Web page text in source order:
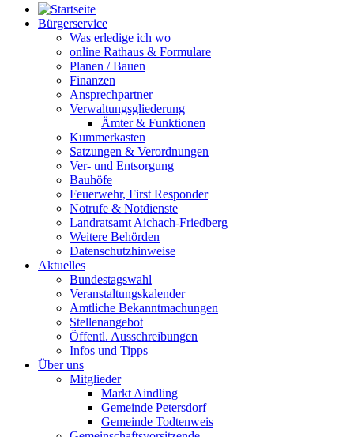
Bürgerservice
Was erledige ich wo
online Rathaus & Formulare
Planen / Bauen
Finanzen
Ansprechpartner
Verwaltungsgliederung
Ämter & Funktionen
Kummerkasten
Satzungen & Verordnungen
Ver- und Entsorgung
Bauhöfe
Feuerwehr, First Responder
Notrufe & Notdienste
Landratsamt Aichach-Friedberg
Weitere Behörden
Datenschutzhinweise
Aktuelles
Bundestagswahl
Veranstaltungskalender
Amtliche Bekanntmachungen
Stellenangebot
Öffentl. Ausschreibungen
Infos und Tipps
Über uns
Mitglieder
Markt Aindling
Gemeinde Petersdorf
Gemeinde Todtenweis